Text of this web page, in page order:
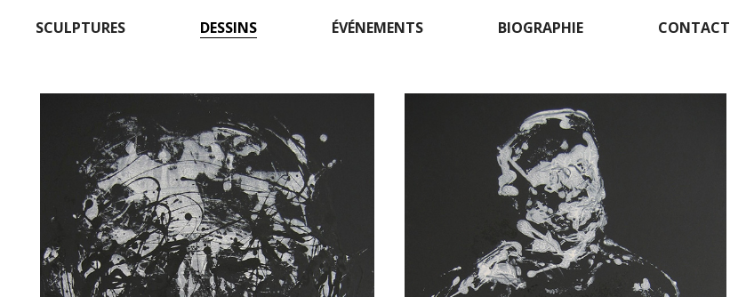
SCULPTURES DESSINS ÉVÉNEMENTS BIOGRAPHIE CONTACT